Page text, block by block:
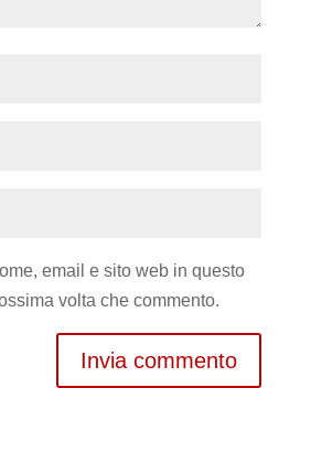
email e sito web in questo
volta che commento.